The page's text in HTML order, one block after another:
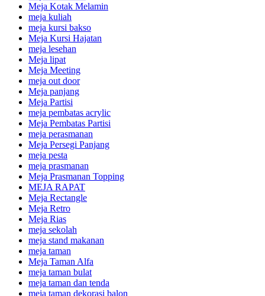
Meja Kotak Melamin
meja kuliah
meja kursi bakso
Meja Kursi Hajatan
meja lesehan
Meja lipat
Meja Meeting
meja out door
Meja panjang
Meja Partisi
meja pembatas acrylic
Meja Pembatas Partisi
meja perasmanan
Meja Persegi Panjang
meja pesta
meja prasmanan
Meja Prasmanan Topping
MEJA RAPAT
Meja Rectangle
Meja Retro
Meja Rias
meja sekolah
meja stand makanan
meja taman
Meja Taman Alfa
meja taman bulat
meja taman dan tenda
meja taman dekorasi balon